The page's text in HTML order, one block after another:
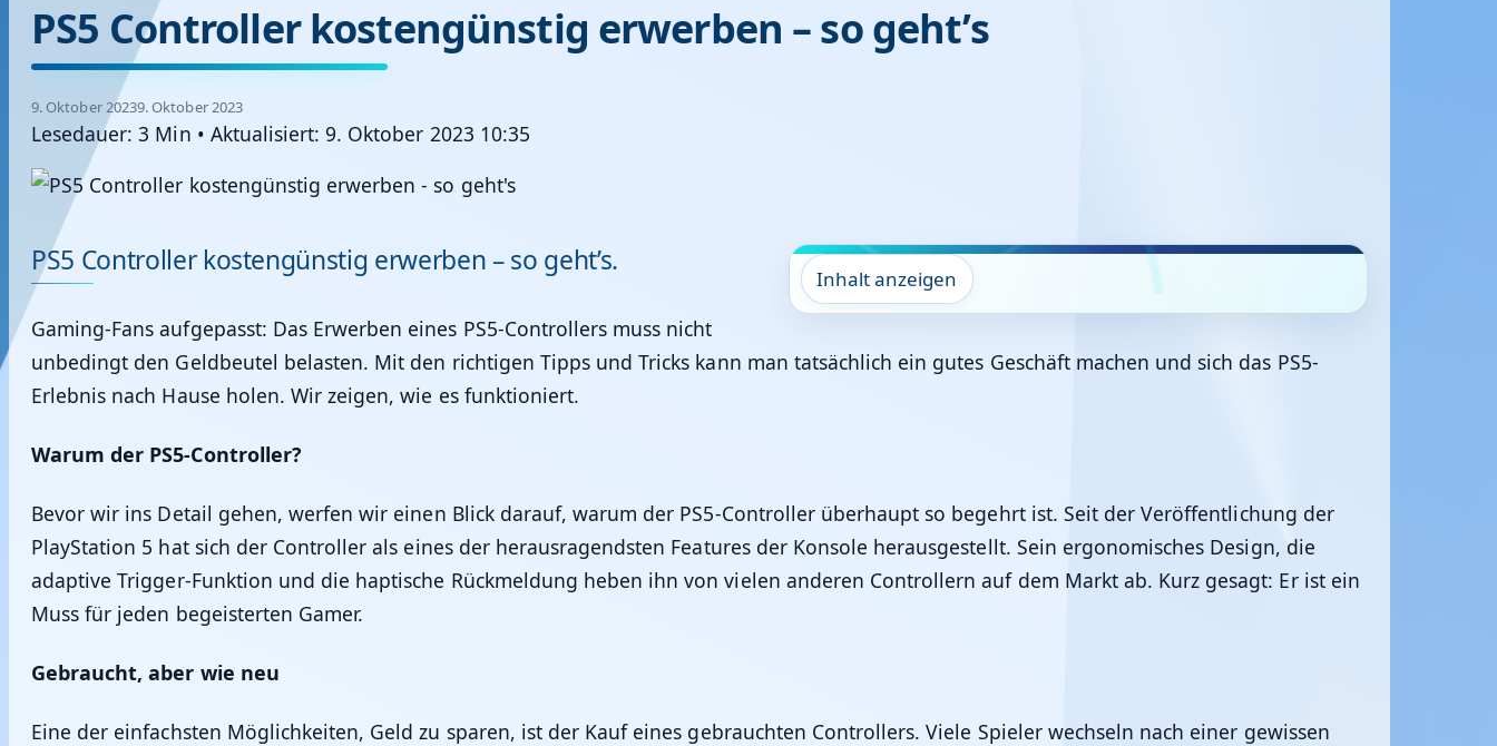
PS5 Controller kostengünstig erwerben – so geht’s
9. Oktober 20239. Oktober 2023
Lesedauer: 3 Min • Aktualisiert: 9. Oktober 2023 10:35
Inhalt anzeigen
PS5 Controller kostengünstig erwerben – so geht’s.
Gaming-Fans aufgepasst: Das Erwerben eines PS5-Controllers muss nicht
unbedingt den Geldbeutel belasten. Mit den richtigen Tipps und Tricks kann man tatsächlich ein gutes Geschäft machen und sich das PS5-
Erlebnis nach Hause holen. Wir zeigen, wie es funktioniert.
Warum der PS5-Controller?
Bevor wir ins Detail gehen, werfen wir einen Blick darauf, warum der PS5-Controller überhaupt so begehrt ist. Seit der Veröffentlichung der
PlayStation 5 hat sich der Controller als eines der herausragendsten Features der Konsole herausgestellt. Sein ergonomisches Design, die
adaptive Trigger-Funktion und die haptische Rückmeldung heben ihn von vielen anderen Controllern auf dem Markt ab. Kurz gesagt: Er ist ein
Muss für jeden begeisterten Gamer.
Gebraucht, aber wie neu
Eine der einfachsten Möglichkeiten, Geld zu sparen, ist der Kauf eines gebrauchten Controllers. Viele Spieler wechseln nach einer gewissen